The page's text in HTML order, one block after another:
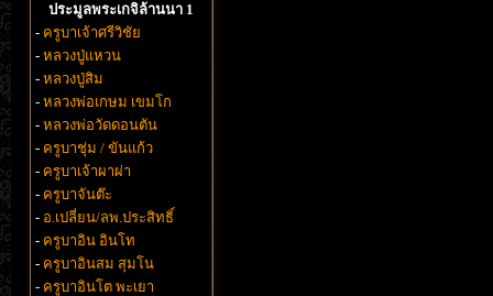
ประมูลพระเกจิล้านนา 1
- ครูบาเจ้าศรีวิชัย
- หลวงปู่แหวน
- หลวงปู่สิม
- หลวงพ่อเกษม เขมโก
- หลวงพ่อวัดดอนตัน
- ครูบาชุ่ม / ขันแก้ว
- ครูบาเจ้าผาผ่า
- ครูบาจันต๊ะ
- อ.เปลี่ยน/ลพ.ประสิทธิ์
- ครูบาอิน อินโท
- ครูบาอินสม สุมโน
- ครูบาอินโต พะเยา